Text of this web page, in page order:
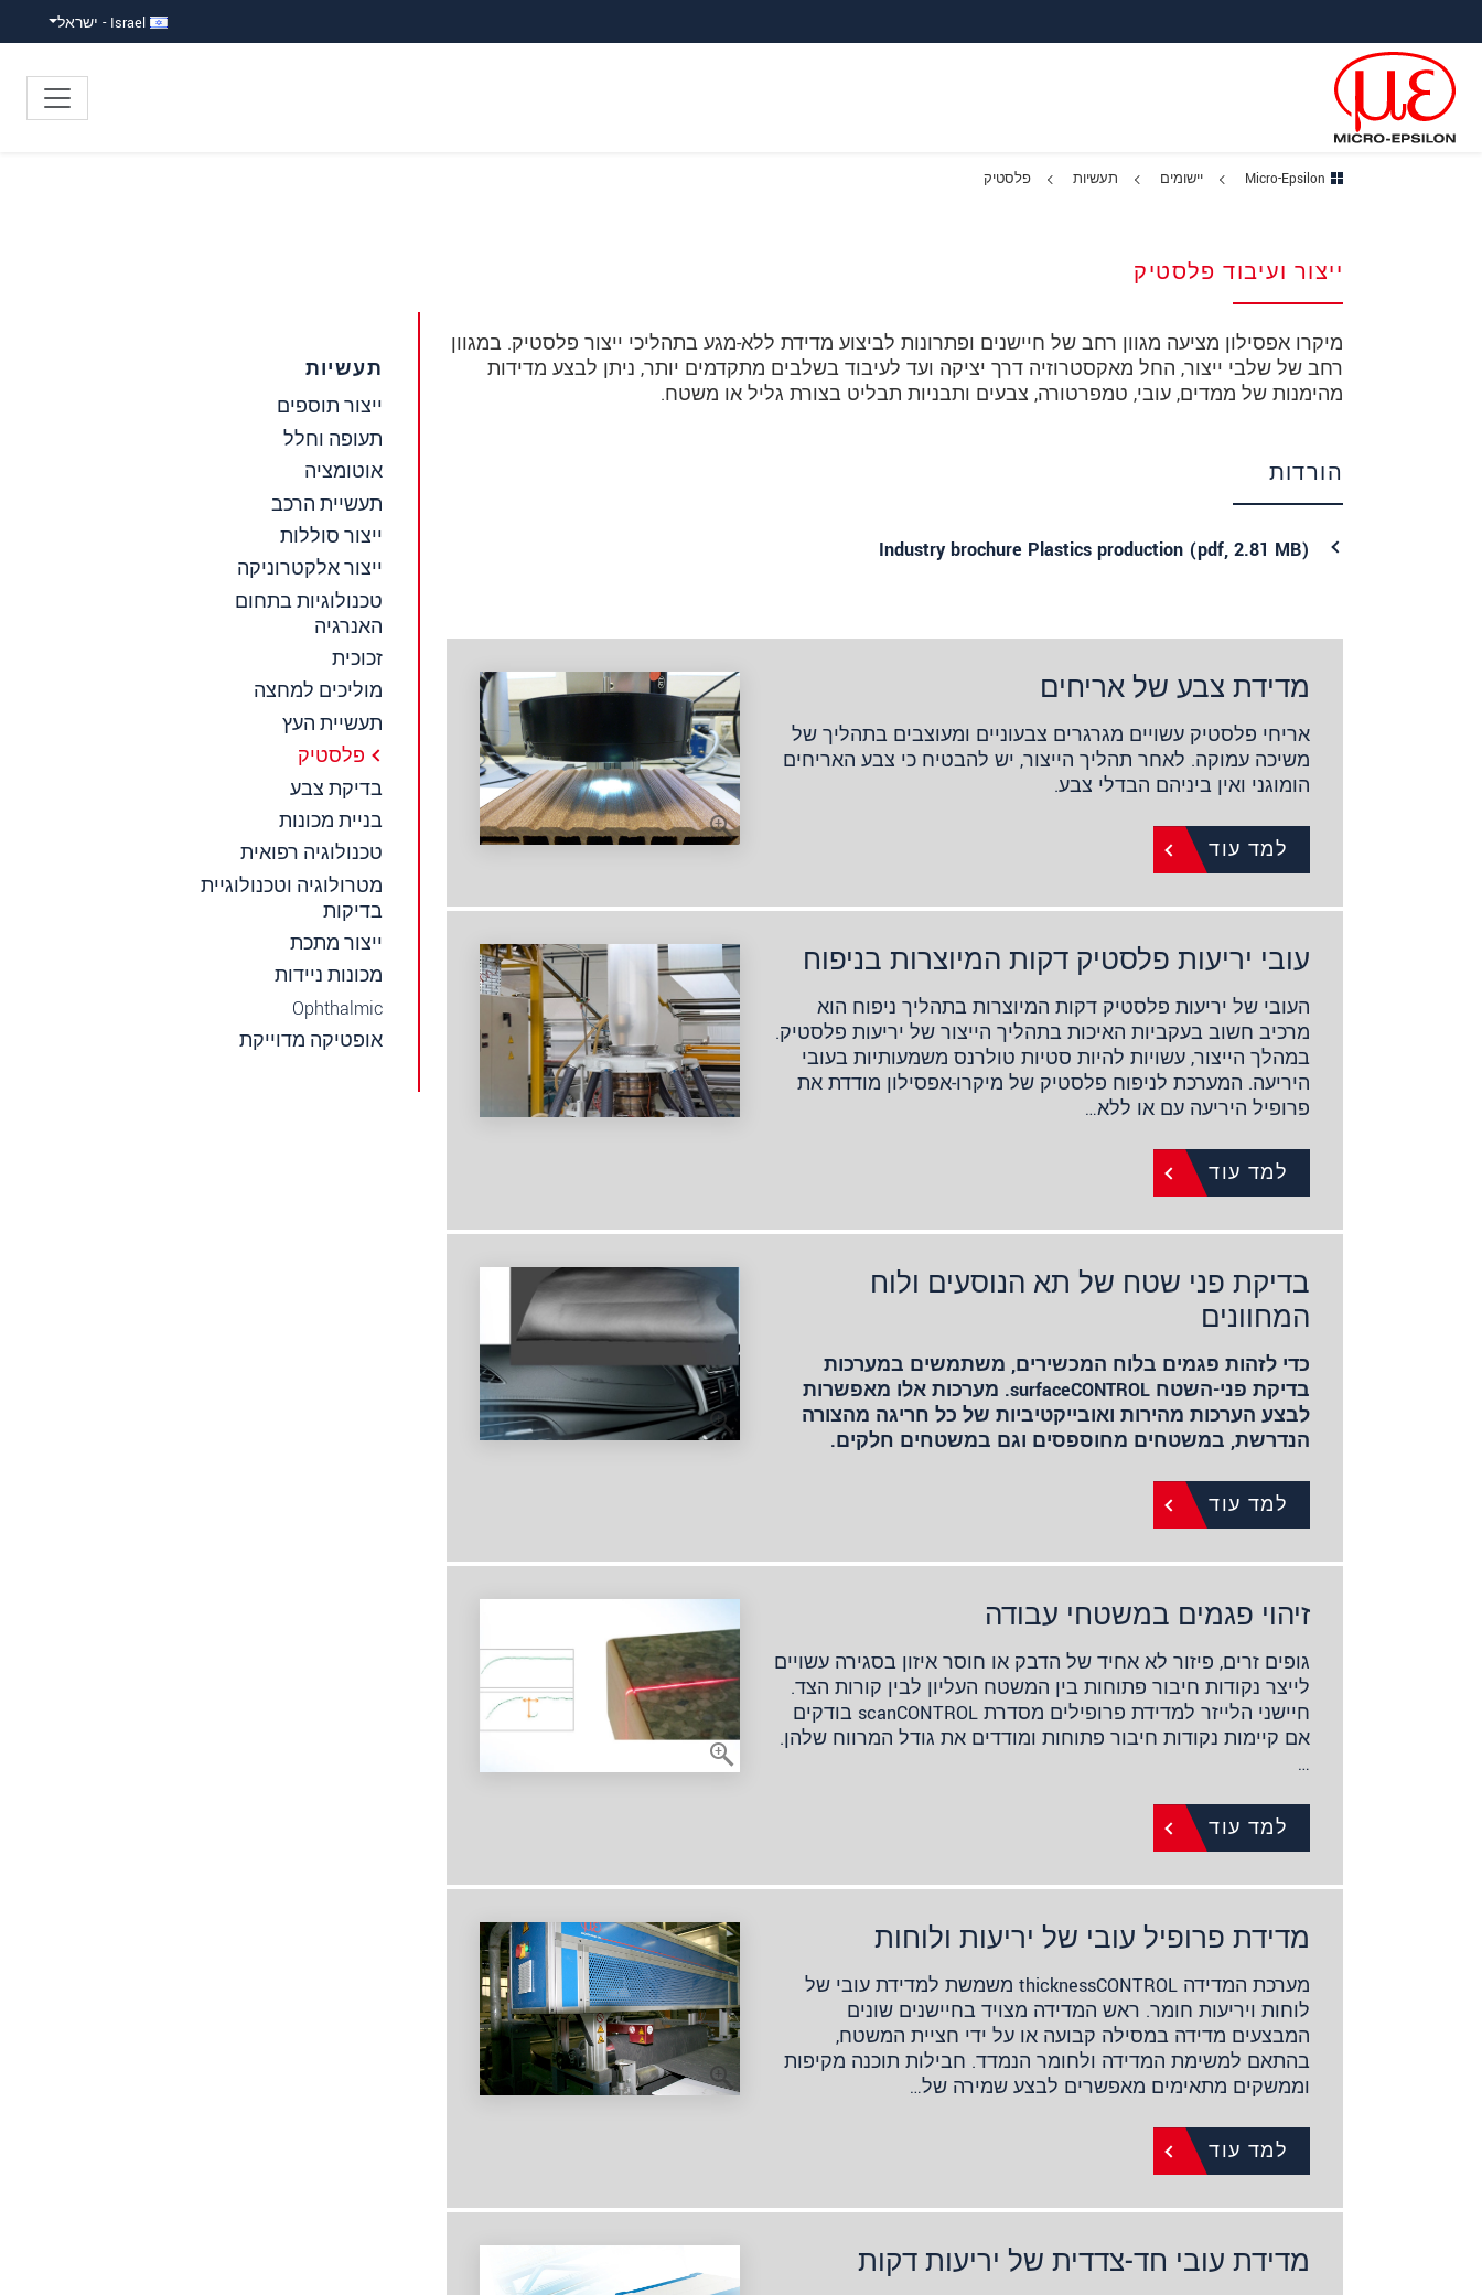
Israel - ישראל
Micro-Epsilon יישומים תעשיות פלסטיק
ייצור ועיבוד פלסטיק
מיקרו אפסילון מציעה מגוון רחב של חיישנים ופתרונות לביצוע מדידת ללא-מגע בתהליכי ייצור פלסטיק. במגוון
רחב של שלבי ייצור, החל מאקסטרוזיה דרך יציקה ועד לעיבוד בשלבים מתקדמים יותר, ניתן לבצע מדידות
מהימנות של ממדים, עובי, טמפרטורה, צבעים ותבניות תבליט בצורת גליל או משטח.
הורדות
Industry brochure Plastics production (pdf, 2.81 MB)
מדידת צבע של אריחים
אריחי פלסטיק עשויים מגרגרים צבעוניים ומעוצבים בתהליך של
משיכה עמוקה. לאחר תהליך הייצור, יש להבטיח כי צבע האריחים
הומוגני ואין ביניהם הבדלי צבע.
למד עוד
עובי יריעות פלסטיק דקות המיוצרות בניפוח
העובי של יריעות פלסטיק דקות המיוצרות בתהליך ניפוח הוא
מרכיב חשוב בעקביות האיכות בתהליך הייצור של יריעות פלסטיק.
במהלך הייצור, עשויות להיות סטיות טולרנס משמעותיות בעובי
היריעה. המערכת לניפוח פלסטיק של מיקרו-אפסילון מודדת את
פרופיל היריעה עם או ללא…
למד עוד
בדיקת פני שטח של תא הנוסעים ולוח
המחוונים
כדי לזהות פגמים בלוח המכשירים, משתמשים במערכות
בדיקת פני-השטח surfaceCONTROL. מערכות אלו מאפשרות
לבצע הערכות מהירות ואובייקטיביות של כל חריגה מהצורה
הנדרשת, במשטחים מחוספסים וגם במשטחים חלקים.
למד עוד
זיהוי פגמים במשטחי עבודה
גופים זרים, פיזור לא אחיד של הדבק או חוסר איזון בסגירה עשויים
לייצר נקודות חיבור פתוחות בין המשטח העליון לבין קורות הצד.
חיישני הלייזר למדידת פרופילים מסדרת scanCONTROL בודקים
אם קיימות נקודות חיבור פתוחות ומודדים את גודל המרווח שלהן.
…
למד עוד
מדידת פרופיל עובי של יריעות ולוחות
מערכת המדידה thicknessCONTROL משמשת למדידת עובי של
לוחות ויריעות חומר. ראש המדידה מצויד בחיישנים שונים
המבצעים מדידה במסילה קבועה או על ידי חציית המשטח,
בהתאם למשימת המדידה ולחומר הנמדד. חבילות תוכנה מקיפות
וממשקים מתאימים מאפשרים לבצע שמירה של…
למד עוד
מדידת עובי חד-צדדית של יריעות דקות
תעשיות
ייצור תוספים
תעופה וחלל
אוטומציה
תעשיית הרכב
ייצור סוללות
ייצור אלקטרוניקה
טכנולוגיות בתחום
האנרגיה
זכוכית
מוליכים למחצה
תעשיית העץ
פלסטיק
בדיקת צבע
בניית מכונות
טכנולוגיה רפואית
מטרולוגיה וטכנולוגיית
בדיקות
ייצור מתכת
מכונות ניידות
Ophthalmic
אופטיקה מדוייקת